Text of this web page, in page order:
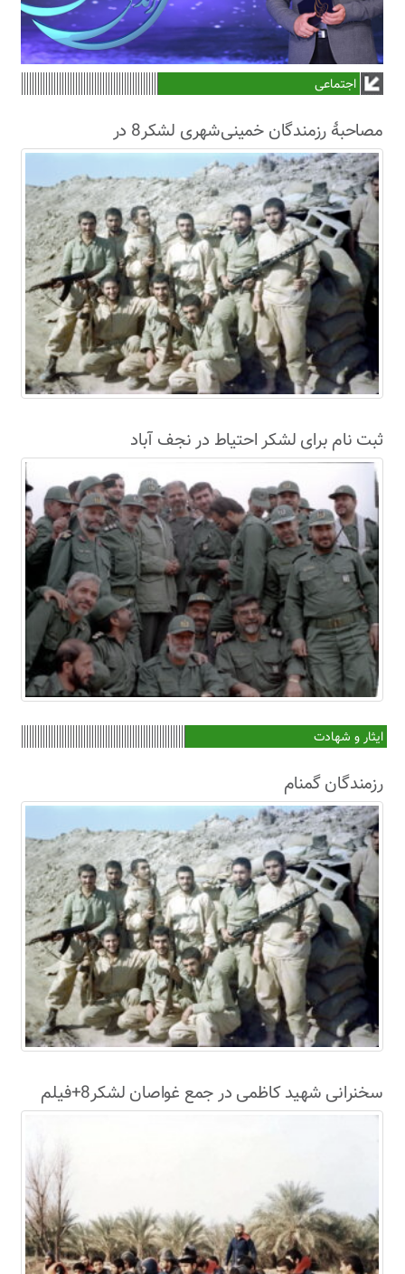
اجتماعی
مصاحبۀ رزمندگان خمینی‌شهری لشکر8 در
سال63+فیلم
ثبت نام برای لشکر احتیاط در نجف آباد
ایثار و شهادت
رزمندگان گمنام
سخنرانی شهید کاظمی در جمع غواصان لشکر8+فیلم